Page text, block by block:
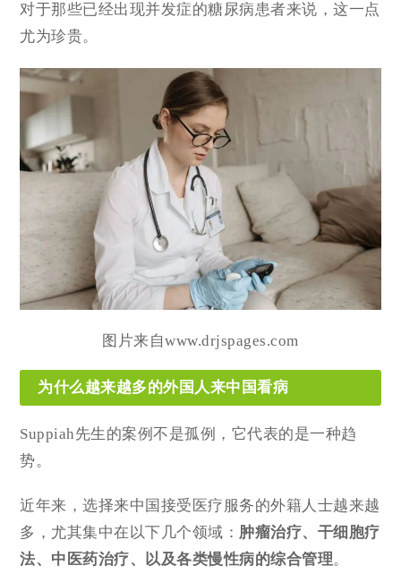
对于那些已经出现并发症的糖尿病患者来说，这一点
尤为珍贵。
图片来自www.drjspages.com
为什么越来越多的外国人来中国看病
Suppiah先生的案例不是孤例，它代表的是一种趋
势。
近年来，选择来中国接受医疗服务的外籍人士越来越
多，尤其集中在以下几个领域： 肿瘤治疗、 干细胞疗
法、中医药治疗、以及各类慢性病的综合管理。